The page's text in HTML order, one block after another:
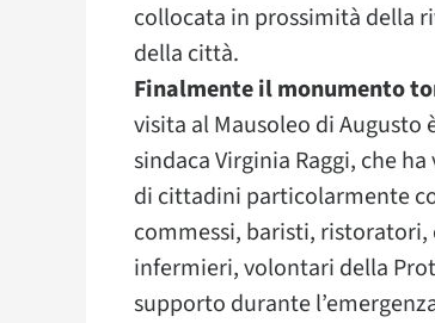
collocata in prossimità della
della città.
Finalmente il monumento
visita al Mausoleo di
sindaca Virginia Raggi, che
di cittadini particolarmente
commessi, baristi,
infermieri, volontari della
supporto durante